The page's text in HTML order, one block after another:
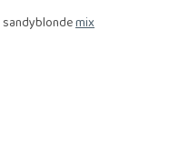
sandyblondemix